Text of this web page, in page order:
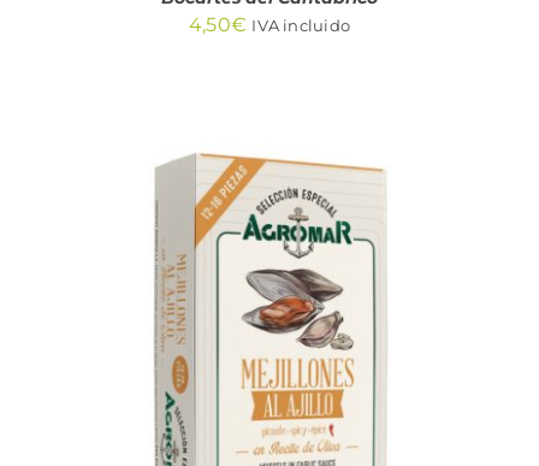
4,50€ IVA incluido
AÑADIR AL CARRITO
DETALLES